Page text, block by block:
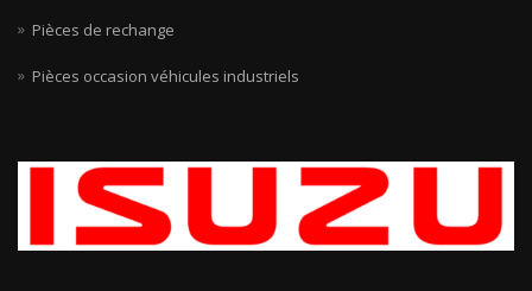
Pièces de rechange
Pièces occasion véhicules industriels